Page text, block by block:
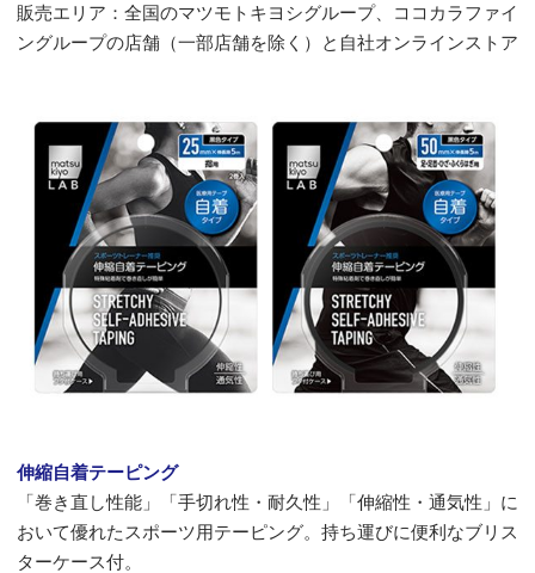
販売エリア：全国のマツモトキヨシグループ、ココカラファイ
ングループの店舗（一部店舗を除く）と自社オンラインストア
伸縮自着テーピング
「巻き直し性能」「手切れ性・耐久性」「伸縮性・通気性」に
おいて優れたスポーツ用テーピング。持ち運びに便利なブリス
ターケース付。